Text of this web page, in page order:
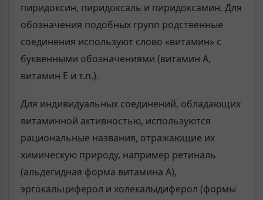
пиридоксин, пиридоксаль и пиридоксамин. Для
обозначения подобных групп родственные
соединения используют слово «витамин» с
буквенными обозначениями (витамин А,
витамин Е и т.п.).
Для индивидуальных соединений, обладающих
витаминной активностью, используются
рациональные названия, отражающие их
химическую природу, например ретиналь
(альдегидная форма витамина А),
эргокальциферол и холекалыдиферол (формы